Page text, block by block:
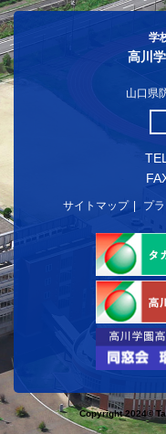
学
高川
山口県
サイトマップ プ
Copyright 2024©